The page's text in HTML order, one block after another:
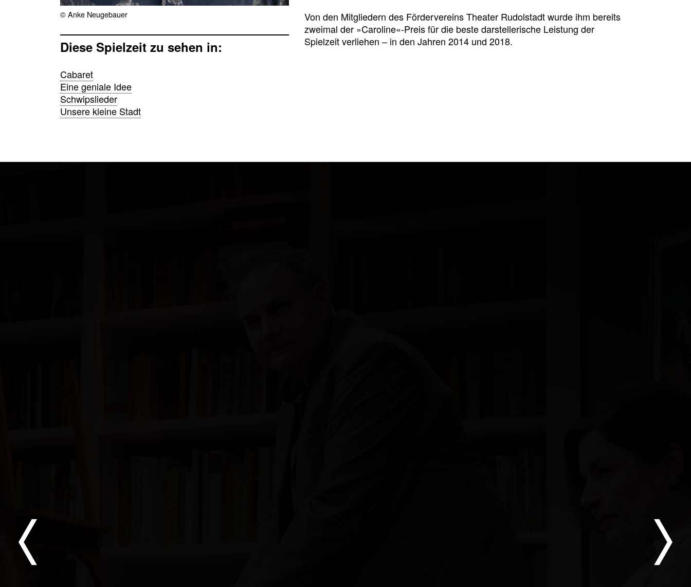
© Anke Neugebauer
Diese Spielzeit zu sehen in:
Cabaret
Eine geniale Idee
Schwipslieder
Unsere kleine Stadt
Von den Mitgliedern des Fördervereins Theater Rudolstadt wurde ihm bereits
zweimal der »Caroline«-Preis für die beste darstellerische Leistung der
Spielzeit verliehen – in den Jahren 2014 und 2018.